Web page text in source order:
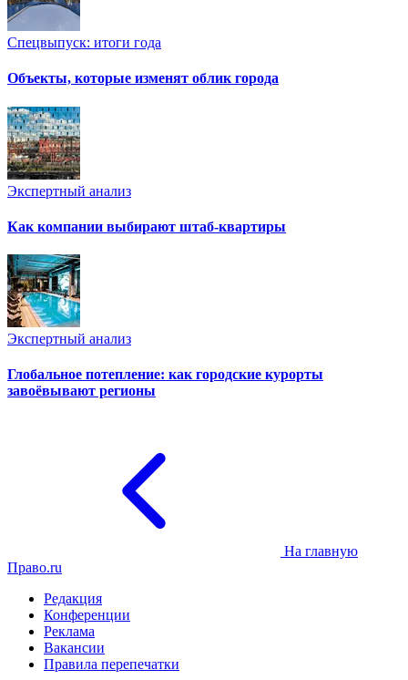
Спецвыпуск: итоги года
Объекты, которые изменят облик города
Экспертный анализ
Как компании выбирают штаб-квартиры
Экспертный анализ
Глобальное потепление: как городские курорты
завоёвывают регионы
На главную
Право.ru
Редакция
Конференции
Реклама
Вакансии
Правила перепечатки